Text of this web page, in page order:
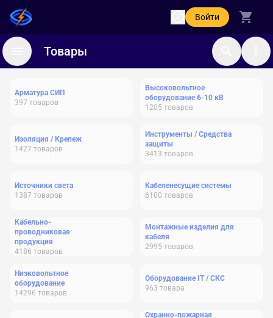
Войти
Товары
Арматура СИП
397 товаров
Высоковольтное
оборудование 6-10 кВ
1205 товаров
Изоляция / Крепеж
1427 товаров
Инструменты / Средства
защиты
3413 товаров
Источники света
1387 товаров
Кабеленесущие системы
6100 товаров
Кабельно-
проводниковая
продукция
4186 товаров
Монтажные изделия для
кабеля
2995 товаров
Низковольтное
оборудование
14296 товаров
Оборудование IT / СКС
963 товара
Охранно-пожарная